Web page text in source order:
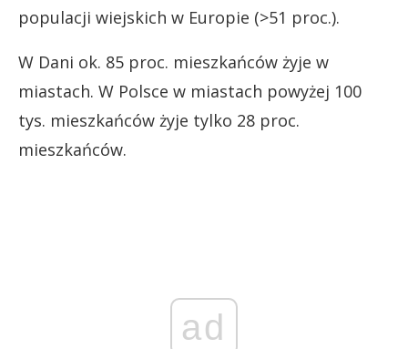
populacji wiejskich w Europie (>51 proc.).
W Dani ok. 85 proc. mieszkańców żyje w
miastach. W Polsce w miastach powyżej 100
tys. mieszkańców żyje tylko 28 proc.
mieszkańców.
ad